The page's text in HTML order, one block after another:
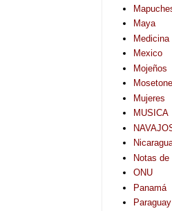
Maya
Medicina
Mexico
Mojeños
Mujeres
MUSICA
Notas de
ONU
Panamá
Paraguay